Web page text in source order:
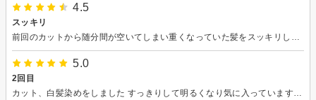
4.5
スッキリ
5.0
2回目
カット、白髪染めをしました すっきりして明るくなり気に入っています また、行きたくなりました ありがとうございます